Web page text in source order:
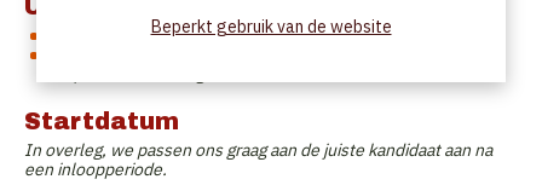
Uurrooster
Fulltime functie
Startdatum
In overleg, we passen ons graag aan de juiste kandidaat aan na
een inloopperiode.
Beperkt gebruik van de website